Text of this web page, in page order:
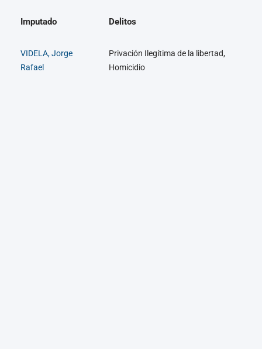
Imputado Delitos
VIDELA, Jorge
Rafael
Privación Ilegítima de la libertad,
Homicidio